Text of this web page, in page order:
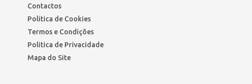
Contactos
Politica de Cookies
Termos e Condições
Politica de Privacidade
Mapa do Site